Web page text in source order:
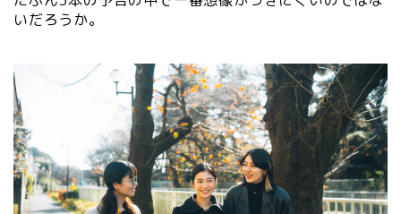
いだろうか。